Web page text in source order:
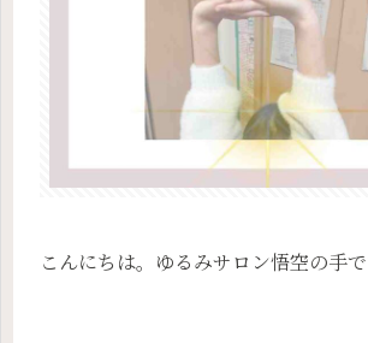
こんにちは。ゆるみサロン悟空の手で